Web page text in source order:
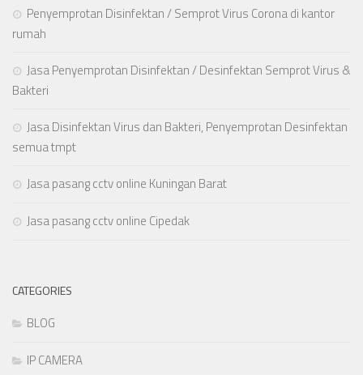
Penyemprotan Disinfektan / Semprot Virus Corona di kantor
rumah
Jasa Penyemprotan Disinfektan / Desinfektan Semprot Virus &
Bakteri
Jasa Disinfektan Virus dan Bakteri, Penyemprotan Desinfektan
semua tmpt
Jasa pasang cctv online Kuningan Barat
Jasa pasang cctv online Cipedak
CATEGORIES
BLOG
IP CAMERA